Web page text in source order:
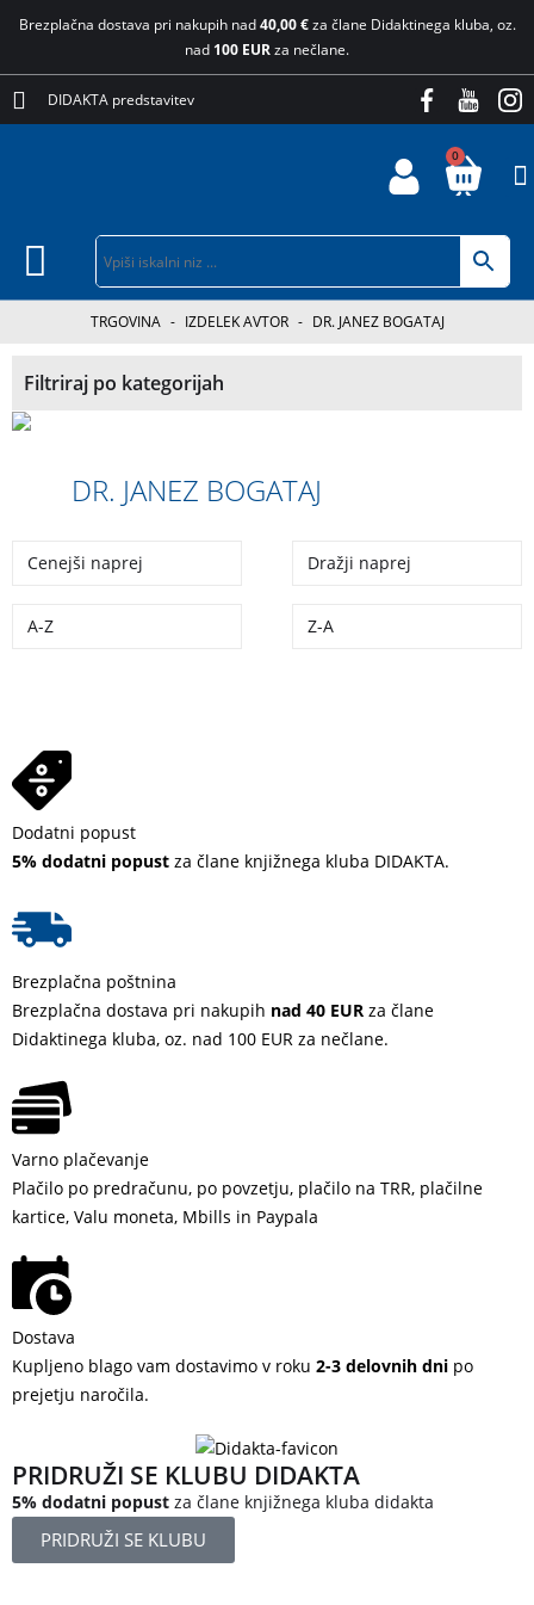
Brezplačna dostava pri nakupih nad40,00 €za člane Didaktinega kluba, oz.
nad 100 EURza nečlane.
DIDAKTA predstavitev
0
TRGOVINA - IZDELEK AVTOR - DR. JANEZ BOGATAJ
Filtriraj po kategorijah
DR. JANEZ BOGATAJ
Cenejši naprej Dražji naprej
A-Z Z-A
Dodatni popust
5% dodatni popust za člane knjižnega kluba DIDAKTA.
Brezplačna poštnina
Brezplačna dostava pri nakupih nad 40 EUR za člane
Didaktinega kluba, oz. nad 100 EUR za nečlane.
Varno plačevanje
Plačilo po predračunu, po povzetju, plačilo na TRR, plačilne
kartice, Valu moneta, Mbills in Paypala
Dostava
Kupljeno blago vam dostavimo v roku 2-3 delovnih dni po
prejetju naročila.
PRIDRUŽI SE KLUBU DIDAKTA
5% dodatni popust za člane knjižnega kluba didakta
PRIDRUŽI SE KLUBU